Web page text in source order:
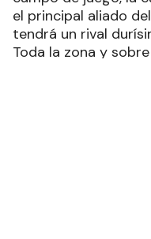
el principal aliado
tendrá un rival
Toda la zona y